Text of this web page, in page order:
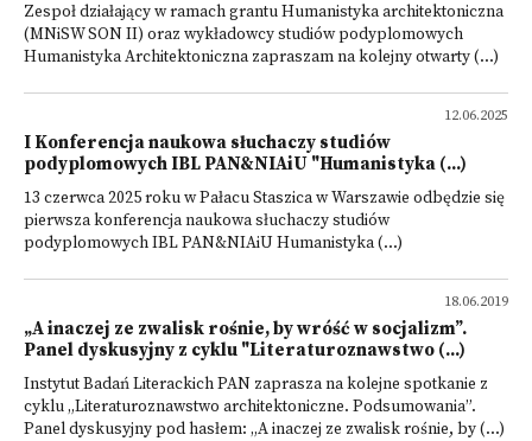
Zespoł działający w ramach grantu Humanistyka architektoniczna
(MNiSW SON II) oraz wykładowcy studiów podyplomowych
Humanistyka Architektoniczna zapraszam na kolejny otwarty (...)
12.06.2025
I Konferencja naukowa słuchaczy studiów
podyplomowych IBL PAN&NIAiU "Humanistyka (...)
13 czerwca 2025 roku w Pałacu Staszica w Warszawie odbędzie się
pierwsza konferencja naukowa słuchaczy studiów
podyplomowych IBL PAN&NIAiU Humanistyka (...)
18.06.2019
„A inaczej ze zwalisk rośnie, by wróść w socjalizm”.
Panel dyskusyjny z cyklu "Literaturoznawstwo (...)
Instytut Badań Literackich PAN zaprasza na kolejne spotkanie z
cyklu „Literaturoznawstwo architektoniczne. Podsumowania”.
Panel dyskusyjny pod hasłem: „A inaczej ze zwalisk rośnie, by (...)